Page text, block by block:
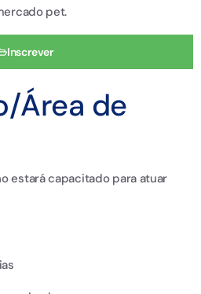
pet.
Inscrever
Área de
estará capacitado para atuar